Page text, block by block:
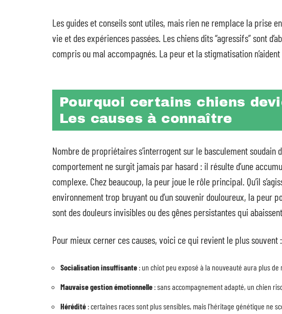
Les guides et conseils sont utiles, mais rien ne remplace la prise
vie et des expériences passées. Les chiens dits “agressifs” sont
compris ou mal accompagnés. La peur et la stigmatisation
Pourquoi certains chiens
Les causes à connaître
Nombre de propriétaires s’interrogent sur le basculement soudain
comportement ne surgit jamais par hasard : il résulte d’une
complexe. Chez beaucoup, la peur joue le rôle principal. Qu’il
environnement trop bruyant ou d’un souvenir douloureux, la peur
sont des douleurs invisibles ou des gênes persistantes qui
Pour mieux cerner ces causes, voici ce qui revient le plus souvent :
Socialisation insuffisante : un chiot peu exposé à la nouveauté aura plus
Mauvaise gestion émotionnelle : sans accompagnement adapté, un chien
Hérédité : certaines races sont plus sensibles, mais l’héritage génétique ne